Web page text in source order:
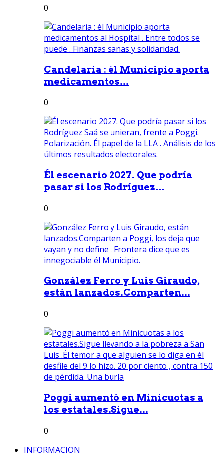
0
Candelaria : él Municipio aporta
medicamentos...
0
Él escenario 2027. Que podría
pasar si los Rodríguez...
0
González Ferro y Luis Giraudo,
están lanzados.Comparten...
0
Poggi aumentó en Minicuotas a
los estatales.Sigue...
0
INFORMACION